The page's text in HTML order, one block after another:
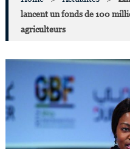
lancent un fonds de 100
agriculteurs